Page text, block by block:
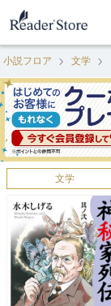
小説フロア 文学
文学